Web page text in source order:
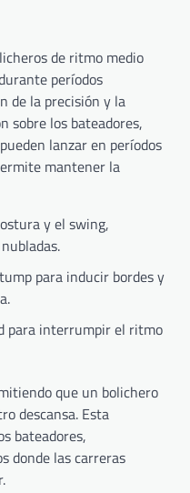
de ritmo medio
períodos
de la precisión y la
sobre los bateadores,
lanzar en períodos
mantener la
y el swing,
para inducir bordes y
para interrumpir el ritmo
que un bolichero
descansa. Esta
bateadores,
donde las carreras